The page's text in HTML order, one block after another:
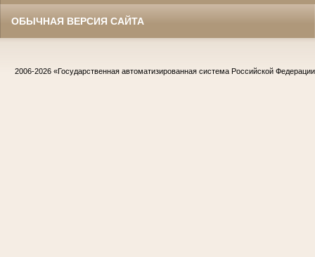
ОБЫЧНАЯ ВЕРСИЯ САЙТА
2006-2026 «Государственная автоматизированная система Российской